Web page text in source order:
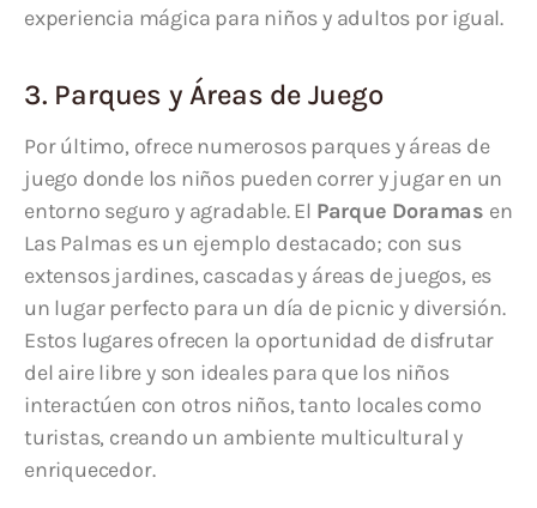
experiencia mágica para niños y adultos por igual.
3. Parques y Áreas de Juego
Por último, ofrece numerosos parques y áreas de
juego donde los niños pueden correr y jugar en un
entorno seguro y agradable. El Parque Doramas en
Las Palmas es un ejemplo destacado; con sus
extensos jardines, cascadas y áreas de juegos, es
un lugar perfecto para un día de picnic y diversión.
Estos lugares ofrecen la oportunidad de disfrutar
del aire libre y son ideales para que los niños
interactúen con otros niños, tanto locales como
turistas, creando un ambiente multicultural y
enriquecedor.